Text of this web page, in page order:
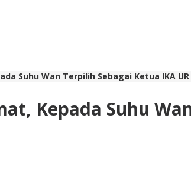
Suhu Wan Terpilih Sebagai Ketua IKA UR
Kepada Suhu